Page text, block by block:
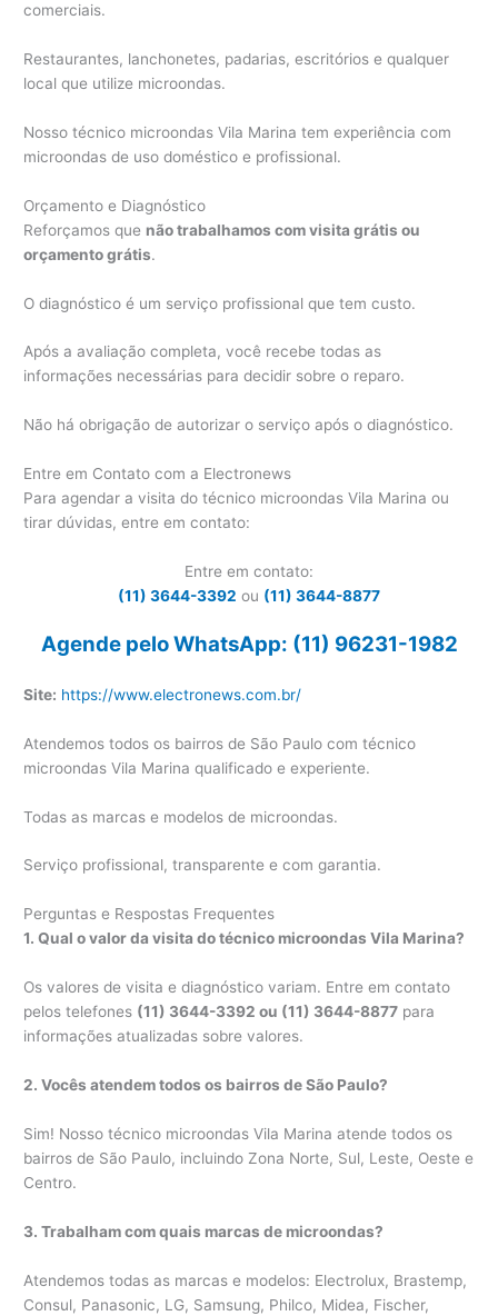
comerciais.
Restaurantes, lanchonetes, padarias, escritórios e qualquer
local que utilize microondas.
Nosso técnico microondas Vila Marina tem experiência com
microondas de uso doméstico e profissional.
Orçamento e Diagnóstico
Reforçamos que não trabalhamos com visita grátis ou
orçamento grátis.
O diagnóstico é um serviço profissional que tem custo.
Após a avaliação completa, você recebe todas as
informações necessárias para decidir sobre o reparo.
Não há obrigação de autorizar o serviço após o diagnóstico.
Entre em Contato com a Electronews
Para agendar a visita do técnico microondas Vila Marina ou
tirar dúvidas, entre em contato:
Entre em contato:
(11) 3644-3392 ou (11) 3644-8877
Agende pelo WhatsApp: (11) 96231-1982
Site: https://www.electronews.com.br/
Atendemos todos os bairros de São Paulo com técnico
microondas Vila Marina qualificado e experiente.
Todas as marcas e modelos de microondas.
Serviço profissional, transparente e com garantia.
Perguntas e Respostas Frequentes
1. Qual o valor da visita do técnico microondas Vila Marina?
Os valores de visita e diagnóstico variam. Entre em contato
pelos telefones (11) 3644-3392 ou (11) 3644-8877 para
informações atualizadas sobre valores.
2. Vocês atendem todos os bairros de São Paulo?
Sim! Nosso técnico microondas Vila Marina atende todos os
bairros de São Paulo, incluindo Zona Norte, Sul, Leste, Oeste e
Centro.
3. Trabalham com quais marcas de microondas?
Atendemos todas as marcas e modelos: Electrolux, Brastemp,
Consul, Panasonic, LG, Samsung, Philco, Midea, Fischer,